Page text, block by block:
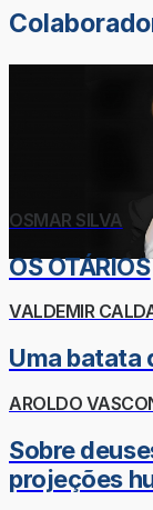
OSMAR SILVA
OS OTÁRIOS
VALDEMIR
Uma batata
AROLDO
Sobre
projeções